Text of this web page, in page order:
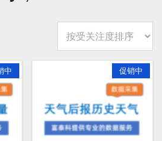
中 促销中